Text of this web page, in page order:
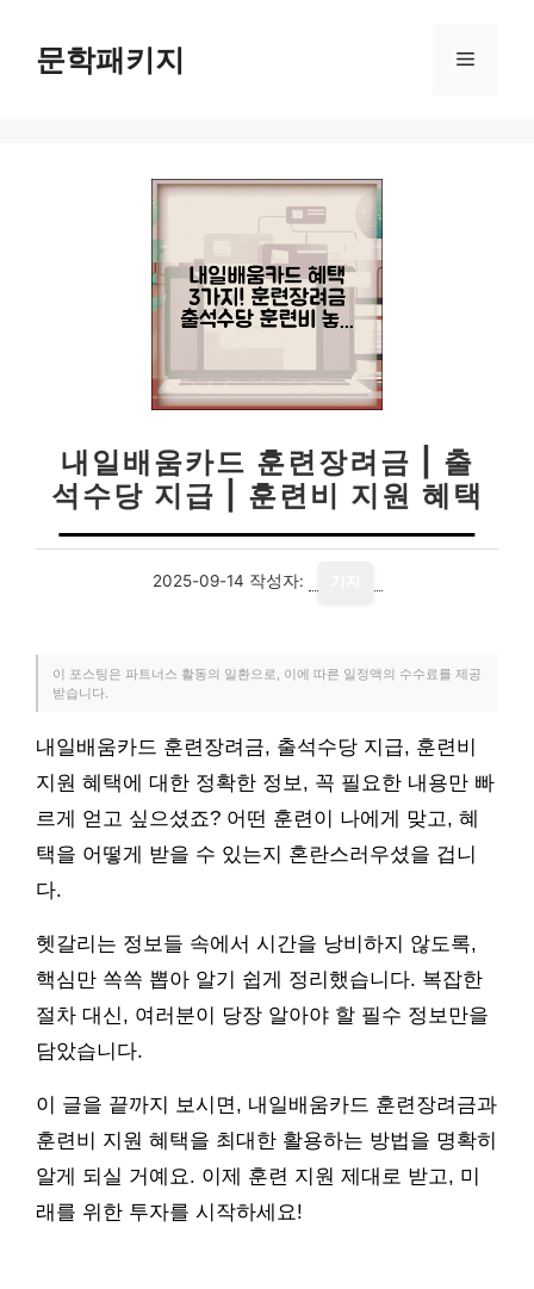
문학패키지 메
내일배움카드 훈련장려금 | 출
석수당 지급 | 훈련비 지원 혜택
2025-09-14 작성자:
이 포스팅은 파트너스 활동의 일환으로, 이에 따른 일정액의 수수료를 제공
받습니다.
내일배움카드 훈련장려금, 출석수당 지급, 훈련비
지원 혜택에 대한 정확한 정보, 꼭 필요한 내용만 빠
르게 얻고 싶으셨죠? 어떤 훈련이 나에게 맞고, 혜
택을 어떻게 받을 수 있는지 혼란스러우셨을 겁니
다.
헷갈리는 정보들 속에서 시간을 낭비하지 않도록,
핵심만 쏙쏙 뽑아 알기 쉽게 정리했습니다. 복잡한
절차 대신, 여러분이 당장 알아야 할 필수 정보만을
담았습니다.
이 글을 끝까지 보시면, 내일배움카드 훈련장려금과
훈련비 지원 혜택을 최대한 활용하는 방법을 명확히
알게 되실 거예요. 이제 훈련 지원 제대로 받고, 미
래를 위한 투자를 시작하세요!